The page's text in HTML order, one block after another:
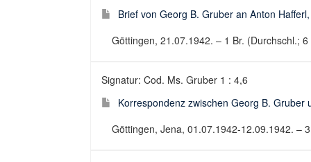
Brief von Georg B. Gruber an Anton
Göttingen, 21.07.1942. – 1 Br. (Durchschl.;
Signatur: Cod. Ms. Gruber 1 : 4,6
Korrespondenz zwischen Georg B.
Göttingen, Jena, 01.07.1942-12.09.1942. –